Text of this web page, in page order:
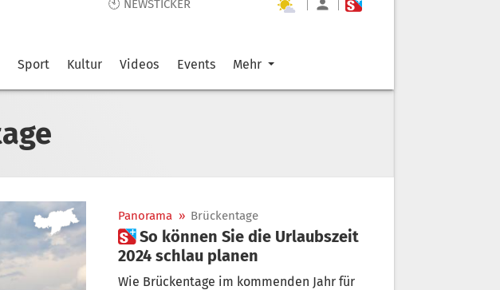
🕙 NEWSTICKER | |
Sport Kultur Videos Events Mehr
Panorama » Brückentage
 So können Sie die Urlaubszeit
2024 schlau planen
Wie Brückentage im kommenden Jahr für